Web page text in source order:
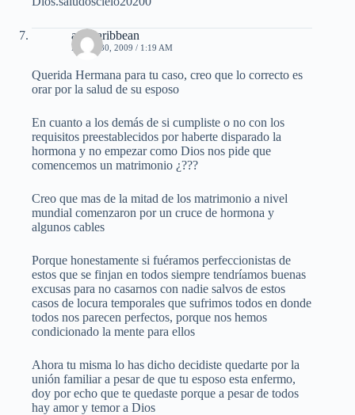
afrocaribbean
MAYO 30, 2009 / 1:19 AM
Querida Hermana para tu caso, creo que lo correcto es
orar por la salud de su esposo
En cuanto a los demás de si cumpliste o no con los
requisitos preestablecidos por haberte disparado la
hormona y no empezar como Dios nos pide que
comencemos un matrimonio ¿???
Creo que mas de la mitad de los matrimonio a nivel
mundial comenzaron por un cruce de hormona y
algunos cables
Porque honestamente si fuéramos perfeccionistas de
estos que se finjan en todos siempre tendríamos buenas
excusas para no casarnos con nadie salvos de estos
casos de locura temporales que sufrimos todos en donde
todos nos parecen perfectos, porque nos hemos
condicionado la mente para ellos
Ahora tu misma lo has dicho decidiste quedarte por la
unión familiar a pesar de que tu esposo esta enfermo,
doy por echo que te quedaste porque a pesar de todos
hay amor y temor a Dios